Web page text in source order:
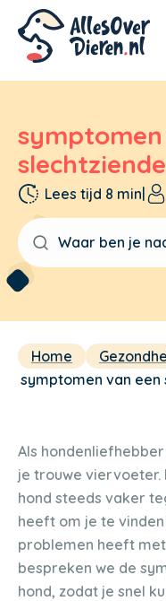
Lees tijd 8 min|
Home
symptomen van een
Als
je trouwe viervoeter.
hond steeds vaker
heeft om je te vinden
problemen heeft
bespreken we de
hond, zodat je snel